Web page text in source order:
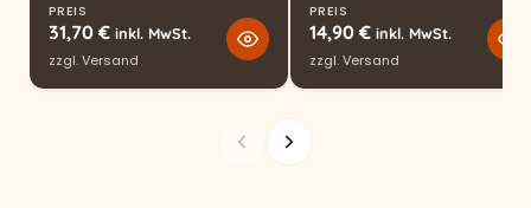
PREIS
31,70 € inkl. MwSt.
zzgl.Versand
PREIS
14,90 € inkl. MwSt.
zzgl.Versand